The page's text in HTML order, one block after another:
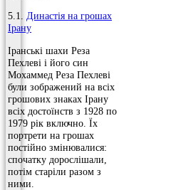
5.1. Династія на грошах
Ірану
Іранські шахи Реза
Пехлеві і його син
Мохаммед Реза Пехлеві
були зображений на всіх
грошових знаках Ірану
всіх достоїнств з 1928 по
1979 рік включно. Їх
портрети на грошах
постійно змінювалися:
спочатку дорослішали,
потім старіли разом з
ними.